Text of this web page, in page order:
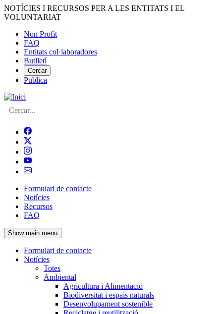
Vés
al
NOTÍCIES I RECURSOS PER A LES ENTITATS I EL
VOLUNTARIAT
Menú
del
compte
d'usuari
Non Profit
FAQ
Entitats col·laboradores
Butlletí
Cercar
Publica
Cerca
Navegació
principal
de
l'encapçalament
Formulari de contacte
Notícies
Recursos
FAQ
Show main menu
Navegació
principal
Formulari de contacte
Notícies
Totes
Ambiental
Agricultura i Alimentació
Biodiversitat i espais naturals
Desenvolupament sostenible